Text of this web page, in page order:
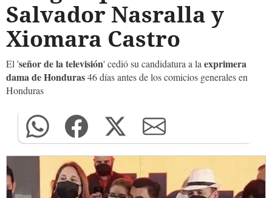
Salvador Nasralla y
Xiomara Castro
El 'señor de la televisión' cedió su candidatura a la exprimera
dama de Honduras46 días antes de los comicios generales en
Honduras